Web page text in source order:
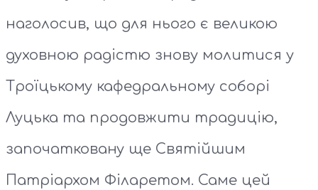
наголосив, що для нього є великою
духовною радістю знову молитися у
Троїцькому кафедральному соборі
Луцька та продовжити традицію,
започатковану ще Святійшим
Патріархом Філаретом. Саме цей